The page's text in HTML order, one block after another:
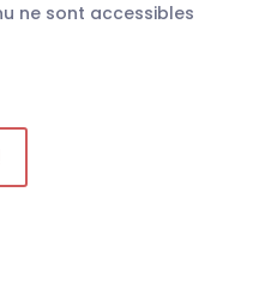
ne sont accessibles